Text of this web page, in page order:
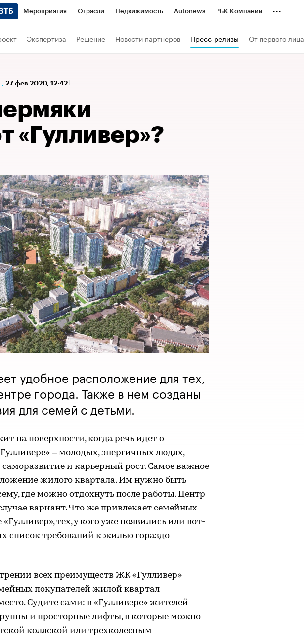
Мероприятия Отрасли Недвижимость Autonews РБК Компании ...
Экспертиза Решение Новости партнеров Пресс-релизы От первого лица
, 27 фев 2020, 12:42
«Гулливер»?
удобное расположение для тех,
города. Также в нем созданы
для семей с детьми.
на поверхности, когда речь идет о
– молодых, энергичных людях,
и карьерный рост. Самое важное
жилого квартала. Им нужно быть
где можно отдохнуть после работы. Центр
вариант. Что же привлекает семейных
тех, у кого уже появились или вот-
список требований к жилью гораздо
всех преимуществ ЖК «Гулливер»
покупателей жилой квартал
Судите сами: в «Гулливере» жителей
и просторные лифты, в которые можно
коляской или трехколесным